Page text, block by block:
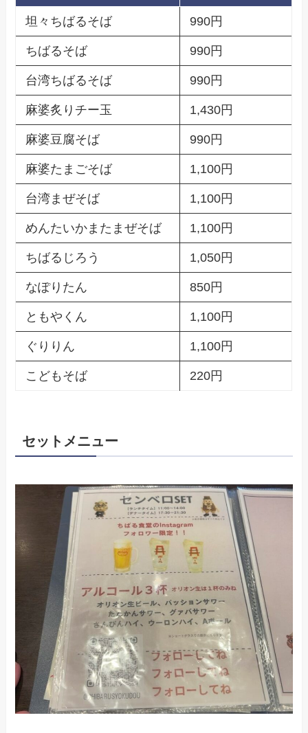
坦々ちばるそば 990円
ちばるそば 990円
台湾ちばるそば 990円
麻婆炙りチー玉 1,430円
麻婆豆腐そば 990円
麻婆たまごそば 1,100円
台湾まぜそば 1,100円
めんたいかまたまぜそば 1,100円
ちばるじろう 1,050円
なぽりたん 850円
ともやくん 1,100円
ぐりりん 1,100円
こどもそば 220円
セットメニュー